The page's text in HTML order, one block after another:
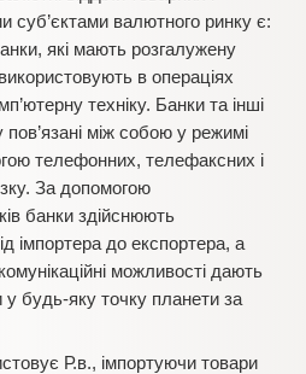
валютного ринку є:
які мають розгалужену
в операціях
техніку. Банки та інші
між собою у режимі
телефонних, телефаксних і
За допомогою
банки здійснюють
імпортера до експортера, а
можливості дають
будь-яку точку планети за
Р.в., імпортуючи товари